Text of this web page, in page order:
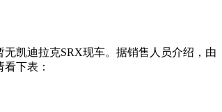
凯迪拉克SRX现车。据销售人员介绍，由
下表：